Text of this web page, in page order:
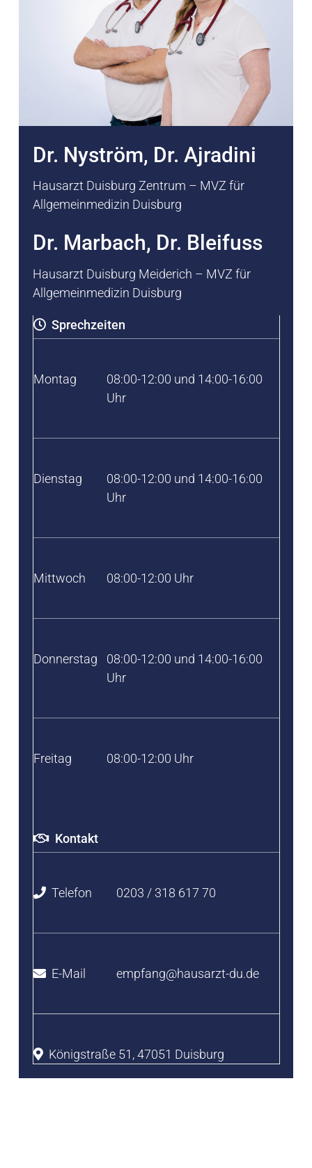
Dr. Nyström, Dr. Ajradini
Hausarzt Duisburg Zentrum – MVZ für
Allgemeinmedizin Duisburg
Dr. Marbach, Dr. Bleifuss
Hausarzt Duisburg Meiderich – MVZ für
Allgemeinmedizin Duisburg
Sprechzeiten
Montag
08:00-12:00 und 14:00-16:00
Uhr
Dienstag
08:00-12:00 und 14:00-16:00
Uhr
Mittwoch 08:00-12:00 Uhr
Donnerstag
08:00-12:00 und 14:00-16:00
Uhr
Freitag 08:00-12:00 Uhr
Kontakt
Telefon 0203 / 318 617 70
E-Mail empfang@hausarzt-du.de
Königstraße 51, 47051 Duisburg